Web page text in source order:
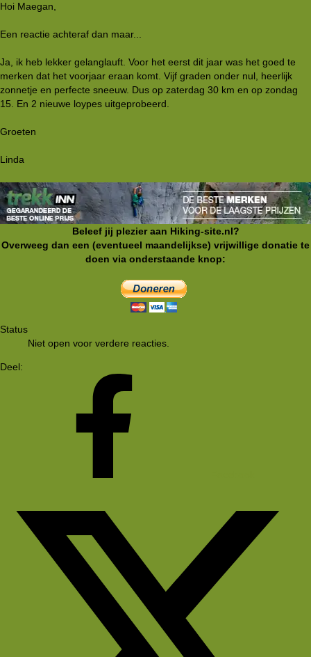
Hoi Maegan,
Een reactie achteraf dan maar...
Ja, ik heb lekker gelanglauft. Voor het eerst dit jaar was het goed te
merken dat het voorjaar eraan komt. Vijf graden onder nul, heerlijk
zonnetje en perfecte sneeuw. Dus op zaterdag 30 km en op zondag
15. En 2 nieuwe loypes uitgeprobeerd.
Groeten
Linda
Beleef jij plezier aan Hiking-site.nl?
Overweeg dan een (eventueel maandelijkse) vrijwillige donatie te
doen via onderstaande knop:
Status
Niet open voor verdere reacties.
Deel: